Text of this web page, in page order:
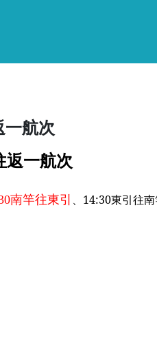
航次
返一航次
南竿往東引 、14:30東引往